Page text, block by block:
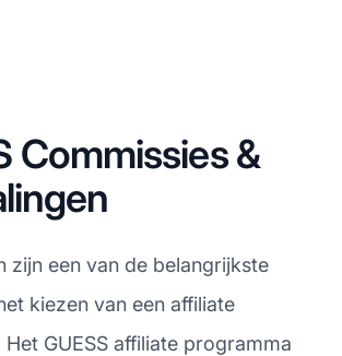
Commissies &
zijn een van de belangrijkste
kiezen van een affiliate
GUESS affiliate programma